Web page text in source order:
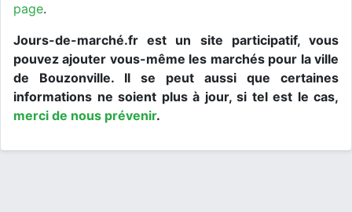
page.
Jours-de-marché.fr est un site participatif, vous
pouvez ajouter vous-même les marchés pour la ville
de Bouzonville. Il se peut aussi que certaines
informations ne soient plus à jour, si tel est le cas,
merci de nous prévenir.